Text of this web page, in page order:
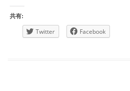
共有:
Twitter Facebook